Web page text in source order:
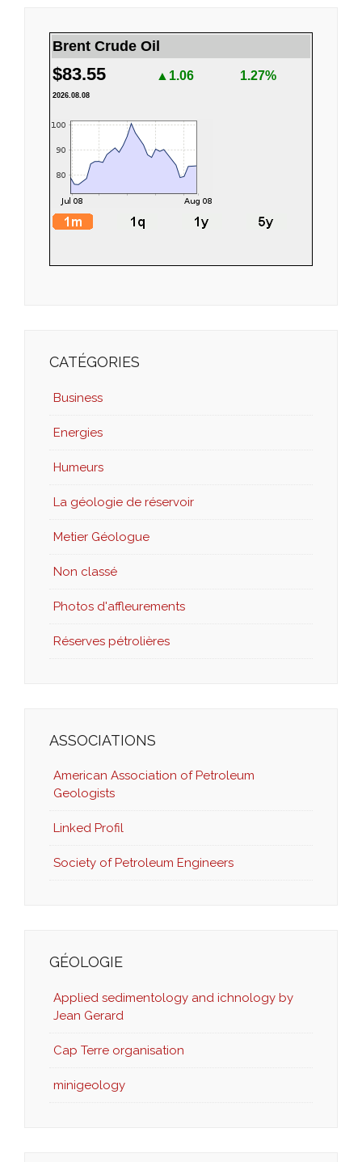
Brent Crude Oil
$83.55 ▲1.06 1.27%
2026.08.08
CATÉGORIES
Business
Energies
Humeurs
La géologie de réservoir
Metier Géologue
Non classé
Photos d'affleurements
Réserves pétrolières
ASSOCIATIONS
American Association of Petroleum
Geologists
Linked Profil
Society of Petroleum Engineers
GÉOLOGIE
Applied sedimentology and ichnology by
Jean Gerard
Cap Terre organisation
minigeology